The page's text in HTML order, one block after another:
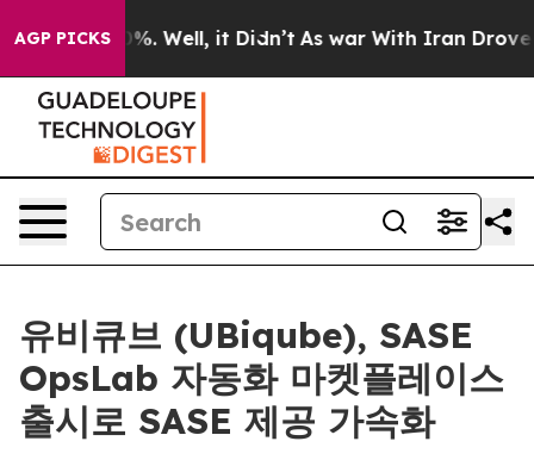
AGP PICKS40%. Well, it Didn’t As war With Iran Drove
유비큐브 (UBiqube), SASE
OpsLab 자동화 마켓플레이스
출시로 SASE 제공 가속화